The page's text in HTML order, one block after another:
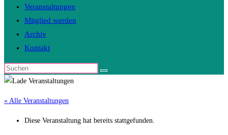
Veranstaltungen
Mitglied werden
Archiv
Kontakt
Diese
Website
« Alle Veranstaltungen
Diese Veranstaltung hat bereits stattgefunden.